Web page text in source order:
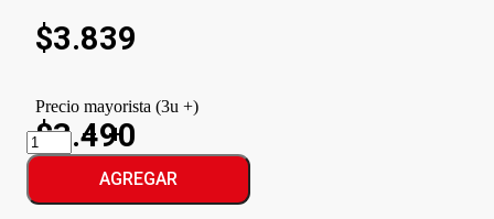
$3.839
Precio mayorista (3u +)
$3.490
FINCA
LAS
MORAS
BLANCO
AGREGAR